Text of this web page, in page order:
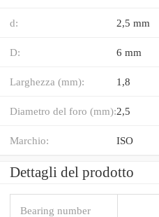
d: 2,5 mm
D: 6 mm
Larghezza (mm): 1,8
Diametro del foro (mm):2,5
Marchio: ISO
Dettagli del prodotto
Bearing number